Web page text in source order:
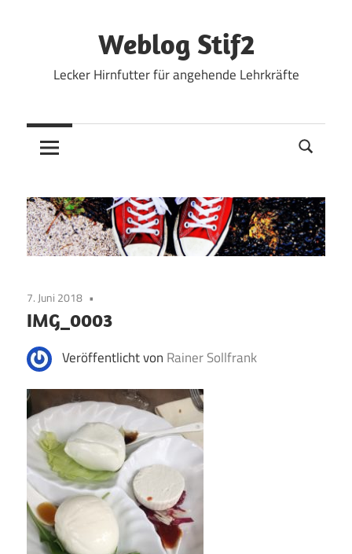
Weblog Stif2
Lecker Hirnfutter für angehende Lehrkräfte
7. Juni 2018
IMG_0003
Veröffentlicht von Rainer Sollfrank